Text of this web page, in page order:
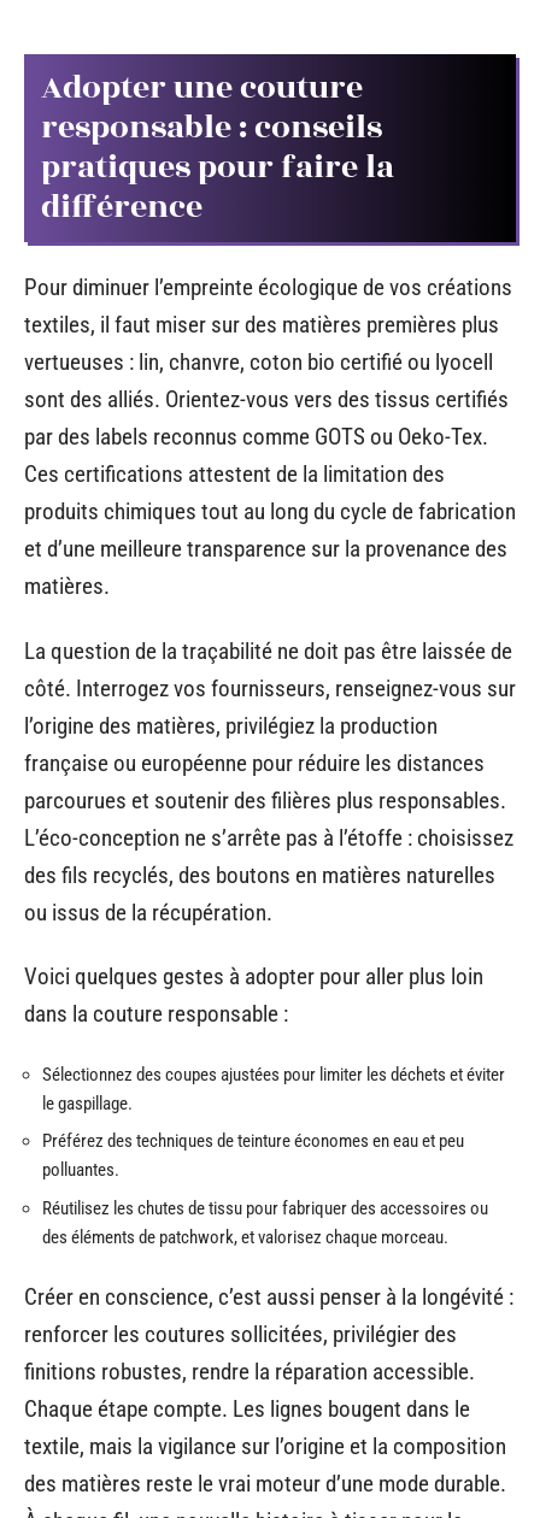
Adopter une couture
responsable : conseils
pratiques pour faire la
différence
Pour diminuer l’empreinte écologique de vos créations
textiles, il faut miser sur des matières premières plus
vertueuses : lin, chanvre, coton bio certifié ou lyocell
sont des alliés. Orientez-vous vers des tissus certifiés
par des labels reconnus comme GOTS ou Oeko-Tex.
Ces certifications attestent de la limitation des
produits chimiques tout au long du cycle de fabrication
et d’une meilleure transparence sur la provenance des
matières.
La question de la traçabilité ne doit pas être laissée de
côté. Interrogez vos fournisseurs, renseignez-vous sur
l’origine des matières, privilégiez la production
française ou européenne pour réduire les distances
parcourues et soutenir des filières plus responsables.
L’éco-conception ne s’arrête pas à l’étoffe : choisissez
des fils recyclés, des boutons en matières naturelles
ou issus de la récupération.
Voici quelques gestes à adopter pour aller plus loin
dans la couture responsable :
Sélectionnez des coupes ajustées pour limiter les déchets et éviter
le gaspillage.
Préférez des techniques de teinture économes en eau et peu
polluantes.
Réutilisez les chutes de tissu pour fabriquer des accessoires ou
des éléments de patchwork, et valorisez chaque morceau.
Créer en conscience, c’est aussi penser à la longévité :
renforcer les coutures sollicitées, privilégier des
finitions robustes, rendre la réparation accessible.
Chaque étape compte. Les lignes bougent dans le
textile, mais la vigilance sur l’origine et la composition
des matières reste le vrai moteur d’une mode durable.